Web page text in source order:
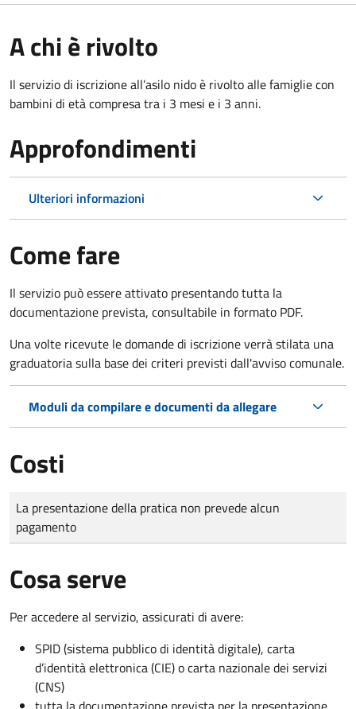
A chi è rivolto
Il servizio di iscrizione all’asilo nido è rivolto alle famiglie con
bambini di età compresa tra i 3 mesi e i 3 anni.
Approfondimenti
Ulteriori informazioni
Come fare
Il servizio può essere attivato presentando tutta la
documentazione prevista, consultabile in formato PDF.
Una volte ricevute le domande di iscrizione verrà stilata una
graduatoria sulla base dei criteri previsti dall'avviso comunale.
Moduli da compilare e documenti da allegare
Costi
Tipo di pagamento
Importo
La presentazione della pratica non prevede alcun
pagamento
Cosa serve
Per accedere al servizio, assicurati di avere:
SPID (sistema pubblico di identità digitale), carta
d’identità elettronica (CIE) o carta nazionale dei servizi
(CNS)